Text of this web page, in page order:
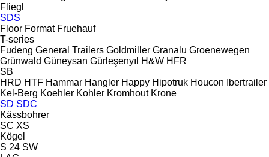
Fliegl
SDS
Floor Format Fruehauf
T-series
Fudeng General Trailers Goldmiller Granalu Groenewegen
Grünwald Güneysan Gürleşenyıl H&W HFR
SB
HRD HTF Hammar Hangler Happy Hipotruk Houcon
Ibertrailer
Kel-Berg Koehler Kohler Kromhout Krone
SD SDC
Kässbohrer
SC XS
Kögel
S 24 SW